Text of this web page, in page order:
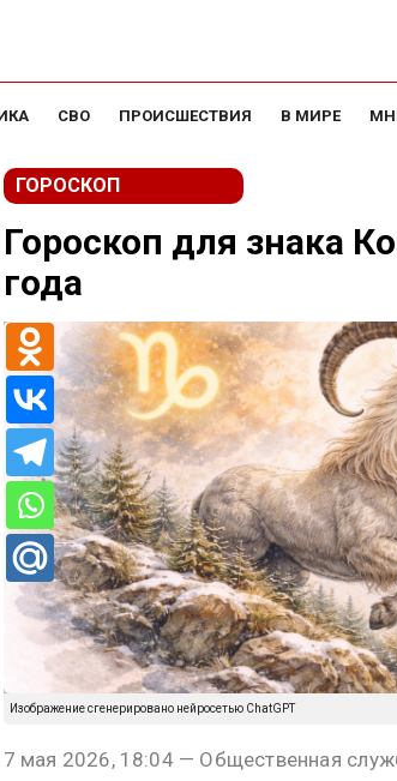
СВО ПРОИСШЕСТВИЯ В МИРЕ
ГОРОСКОП
Гороскоп для знака
года
Изображение сгенерировано нейросетью ChatGPT
7 мая 2026, 18:04 — Общественная